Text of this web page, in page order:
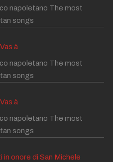
napoletano The most
songs
à
napoletano The most
songs
à
napoletano The most
songs
onore di San Michele